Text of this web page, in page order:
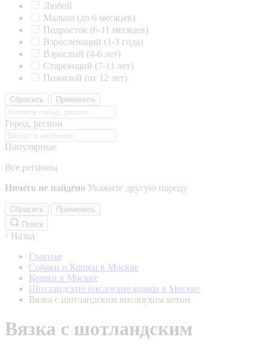
Любой
Малыш (до 6 месяцев)
Подросток (6-11 месяцев)
Взрослеющий (1-3 года)
Взрослый (4-6 лет)
Стареющий (7-11 лет)
Пожилой (от 12 лет)
Сбросить Применить
Город, регион
Популярные
Все регионы
Ничего не найдено Укажите другую породу
Сбросить
Применить
Поиск
Назад
Главная
Собаки и Кошки в Москве
Кошки в Москве
Шотландские вислоухие кошки в Москве
Вязка с шотландским вислоухим котом
Вязка с шотландским